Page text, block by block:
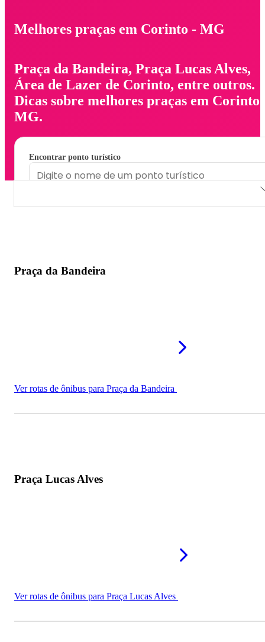
Melhores praças em Corinto - MG
Praça da Bandeira, Praça Lucas Alves,
Área de Lazer de Corinto, entre outros.
Dicas sobre melhores praças em Corinto
MG.
Encontrar ponto turístico
Praça da Bandeira
Ver rotas de ônibus para Praça da Bandeira
Praça Lucas Alves
Ver rotas de ônibus para Praça Lucas Alves